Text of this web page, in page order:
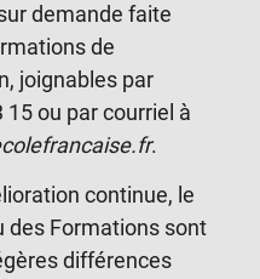
demande faite
de
joignables par
15ou par courriel à
.
continue, le
des Formations sont
différences